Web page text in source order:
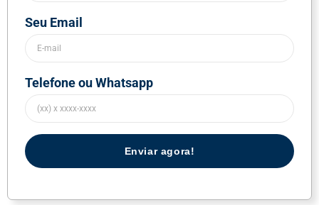
Seu Email
Telefone ou Whatsapp
Enviar agora!